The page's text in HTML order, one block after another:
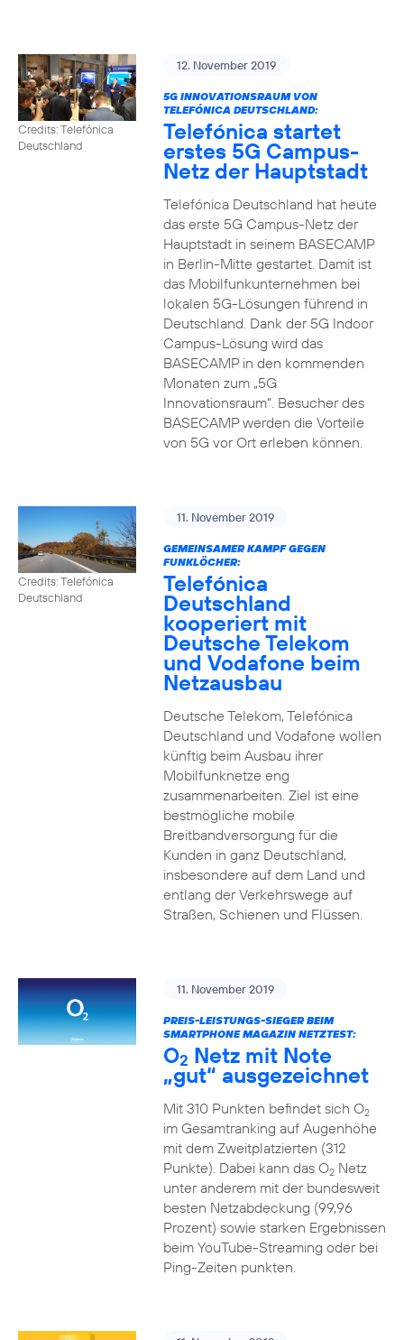
Credits: Telefónica
Deutschland
12. November 2019
5G INNOVATIONSRAUM VON
TELEFÓNICA DEUTSCHLAND:
Telefónica startet
erstes 5G Campus-
Netz der Hauptstadt
Telefónica Deutschland hat heute
das erste 5G Campus-Netz der
Hauptstadt in seinem BASECAMP
in Berlin-Mitte gestartet. Damit ist
das Mobilfunkunternehmen bei
lokalen 5G-Lösungen führend in
Deutschland. Dank der 5G Indoor
Campus-Lösung wird das
BASECAMP in den kommenden
Monaten zum „5G
Innovationsraum“. Besucher des
BASECAMP werden die Vorteile
von 5G vor Ort erleben können.
Credits: Telefónica
Deutschland
11. November 2019
GEMEINSAMER KAMPF GEGEN
FUNKLÖCHER:
Telefónica
Deutschland
kooperiert mit
Deutsche Telekom
und Vodafone beim
Netzausbau
Deutsche Telekom, Telefónica
Deutschland und Vodafone wollen
künftig beim Ausbau ihrer
Mobilfunknetze eng
zusammenarbeiten. Ziel ist eine
bestmögliche mobile
Breitbandversorgung für die
Kunden in ganz Deutschland,
insbesondere auf dem Land und
entlang der Verkehrswege auf
Straßen, Schienen und Flüssen.
11. November 2019
PREIS-LEISTUNGS-SIEGER BEIM
SMARTPHONE MAGAZIN NETZTEST:
O2 Netz mit Note
„gut“ ausgezeichnet
Mit 310 Punkten befindet sich O2
im Gesamtranking auf Augenhöhe
mit dem Zweitplatzierten (312
Punkte). Dabei kann das O2Netz
unter anderem mit der bundesweit
besten Netzabdeckung (99,96
Prozent) sowie starken Ergebnissen
beim YouTube-Streaming oder bei
Ping-Zeiten punkten.